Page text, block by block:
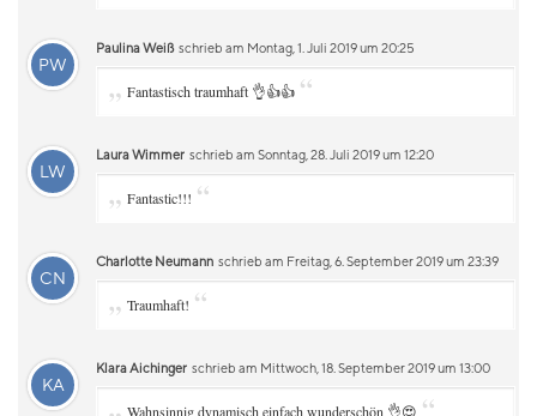
PW
Paulina Weiß schrieb am Montag, 1. Juli 2019 um 20:25
„ Fantastisch traumhaft 👌👍👍 “
LW
Laura Wimmer schrieb am Sonntag, 28. Juli 2019 um 12:20
„ Fantastic!!! “
CN
Charlotte Neumann schrieb am Freitag, 6. September 2019 um 23:39
„ Traumhaft! “
KA
Klara Aichinger schrieb am Mittwoch, 18. September 2019 um 13:00
„ Wahnsinnig dynamisch einfach wunderschön 👌😍 “